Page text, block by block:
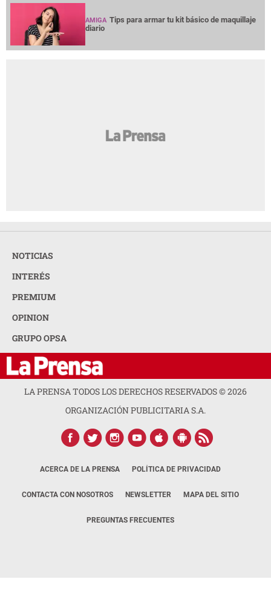
AMIGA Tips para armar tu kit básico de maquillaje
diario
NOTICIAS
INTERÉS
PREMIUM
OPINION
GRUPO OPSA
LA PRENSA TODOS LOS DERECHOS RESERVADOS ©2026
ORGANIZACIÓN PUBLICITARIA S.A.
ACERCA DE LA PRENSA POLÍTICA DE PRIVACIDAD
CONTACTA CON NOSOTROS NEWSLETTER MAPA DEL SITIO
PREGUNTAS FRECUENTES